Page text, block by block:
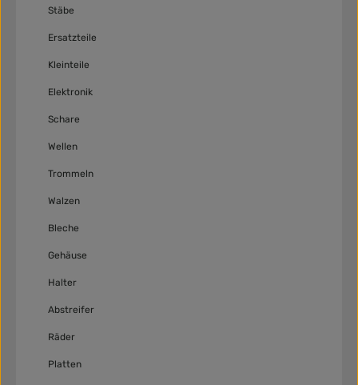
Stäbe
Ersatzteile
Kleinteile
Elektronik
Schare
Wellen
Trommeln
Walzen
Bleche
Gehäuse
Halter
Abstreifer
Räder
Platten